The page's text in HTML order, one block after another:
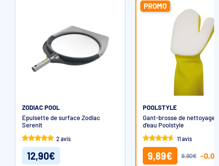
ZODIAC POOL
Épuisette de surface Zodiac
Serenit
2 avis
12,90€
PROMO
POOLSTYLE
Gant-brosse de nettoyage
d'eau Poolstyle
11 avis
9,89€ 9,90€ -